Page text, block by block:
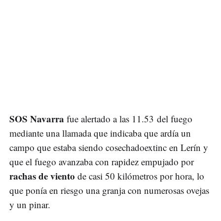
SOS Navarra fue alertado a las 11.53 del fuego
mediante una llamada que indicaba que ardía un
campo que estaba siendo cosechadoextinc en Lerín y
que el fuego avanzaba con rapidez empujado por
rachas de viento de casi 50 kilómetros por hora, lo
que ponía en riesgo una granja con numerosas ovejas
y un pinar.